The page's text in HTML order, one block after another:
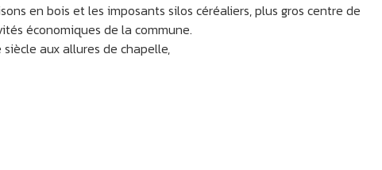
en bois et les imposants silos céréaliers, plus gros centre de
économiques de la commune.
aux allures de chapelle,